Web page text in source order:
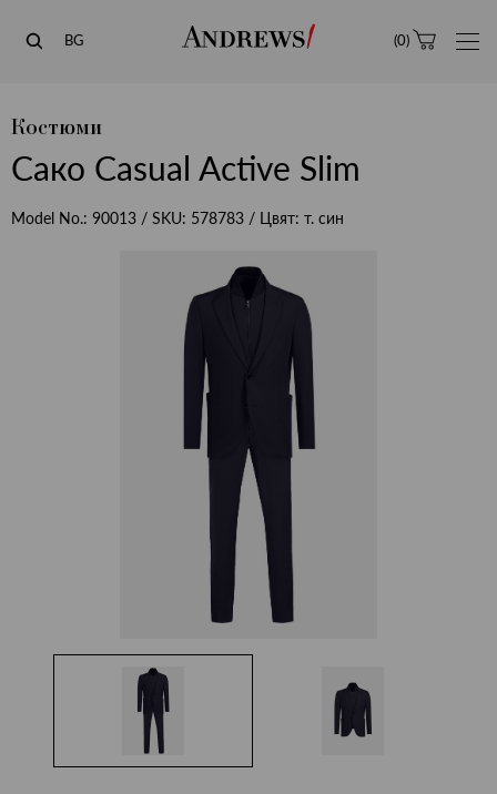
Andrews
BG (0)
Костюми
Сако Casual Active Slim
Model No.: 90013 / SKU: 578783 / Цвят: т. син